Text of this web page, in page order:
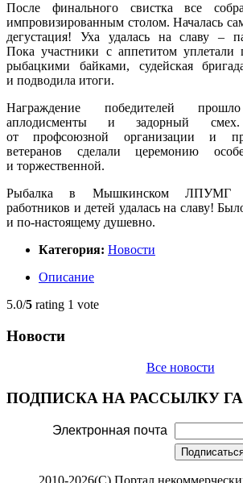
После финального свистка все
импровизированным столом. Началась
дегустация! Уха удалась на славу –
Пока участники с аппетитом уплетали
рыбацкими байками, судейская
и подводила итоги.
Награждение победителей
аплодисменты и задорный
от профсоюзной организации и
ветеранов сделали церемонию
и торжественной.
Рыбалка в Мышкинском ЛПУМГ
работников и детей удалась на славу!
и по-настоящему душевно.
Категория: Новости
Описание
5.0/5 rating 1 vote
Новости
Все новости
ПОДПИСКА НА РАССЫЛКУ
Электронная почта
2010-2026(С) Портал